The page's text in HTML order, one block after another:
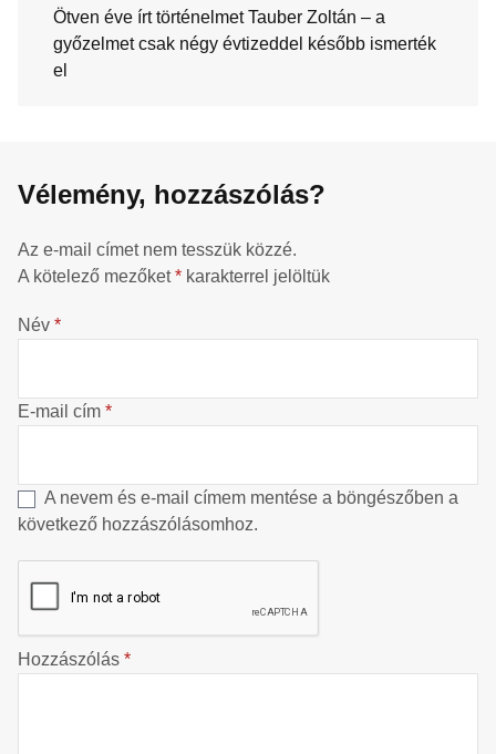
Ötven éve írt történelmet Tauber Zoltán – a
győzelmet csak négy évtizeddel később ismerték
el
Vélemény, hozzászólás?
Az e-mail címet nem tesszük közzé.
A kötelező mezőket* karakterrel jelöltük
Név *
E-mail cím *
A nevem és e-mail címem mentése a böngészőben a
következő hozzászólásomhoz.
Hozzászólás *